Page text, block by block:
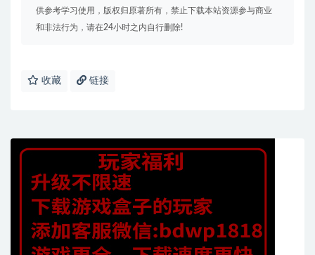
供参考学习使用，版权归原著所有，禁止下载本站资源参与商业
和非法行为，请在24小时之内自行删除!
收藏 链接